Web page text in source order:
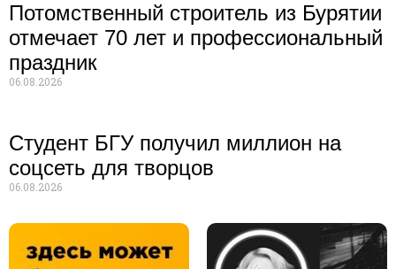
Потомственный строитель из Бурятии
отмечает 70 лет и профессиональный
праздник
06.08.2026
Студент БГУ получил миллион на
соцсеть для творцов
06.08.2026